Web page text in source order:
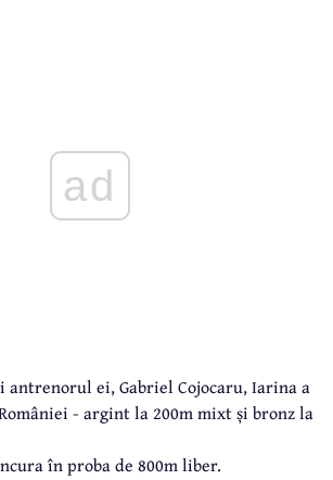
ad
antrenorul ei, Gabriel Cojocaru, Iarina a
- argint la 200m mixt și bronz la
în proba de 800m liber.